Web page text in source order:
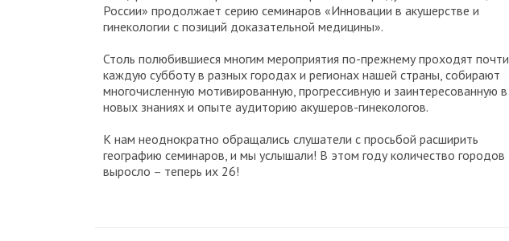
России» продолжает серию семинаров «Инновации в акушерстве и
гинекологии с позиций доказательной медицины».
Столь полюбившиеся многим мероприятия по-прежнему проходят почти
каждую субботу в разных городах и регионах нашей страны, собирают
многочисленную мотивированную, прогрессивную и заинтересованную в
новых знаниях и опыте аудиторию акушеров-гинекологов.
К нам неоднократно обращались слушатели с просьбой расширить
географию семинаров, и мы услышали! В этом году количество городов
выросло – теперь их 26!